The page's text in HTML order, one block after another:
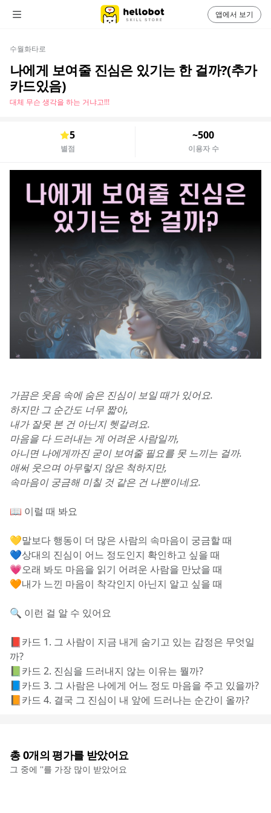
수월화타로
나에게 보여줄 진심은 있기는 한 걸까?(추가
카드있음)
대체 무슨 생각을 하는 거냐고!!!
5
별점
~500
이용자 수
가끔은 웃음 속에 숨은 진심이 보일 때가 있어요.
하지만 그 순간도 너무 짧아,
내가 잘못 본 건 아닌지 헷갈려요.
마음을 다 드러내는 게 어려운 사람일까,
아니면 나에게까진 굳이 보여줄 필요를 못 느끼는 걸까.
애써 웃으며 아무렇지 않은 척하지만,
속마음이 궁금해 미칠 것 같은 건 나뿐이네요.
📖 이럴 때 봐요
💛말보다 행동이 더 많은 사람의 속마음이 궁금할 때
💙상대의 진심이 어느 정도인지 확인하고 싶을 때
💗오래 봐도 마음을 읽기 어려운 사람을 만났을 때
🧡내가 느낀 마음이 착각인지 아닌지 알고 싶을 때
🔍 이런 걸 알 수 있어요
📕카드 1. 그 사람이 지금 내게 숨기고 있는 감정은 무엇일
까?
📗카드 2. 진심을 드러내지 않는 이유는 뭘까?
📘카드 3. 그 사람은 나에게 어느 정도 마음을 주고 있을까?
📙카드 4. 결국 그 진심이 내 앞에 드러나는 순간이 올까?
총0개의 평가를 받았어요
그 중에 ''를 가장 많이 받았어요
앱에서 보기